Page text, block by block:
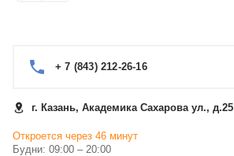
+ 7 (843) 212-26-16
г. Казань, Академика Сахарова ул., д.25
Откроется через 46 минут
Будни: 09:00 – 20:00